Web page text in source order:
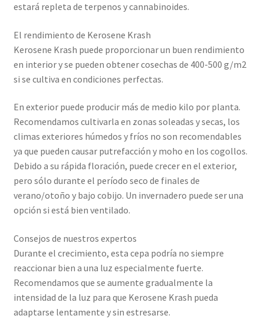
estará repleta de terpenos y cannabinoides.
El rendimiento de Kerosene Krash
Kerosene Krash puede proporcionar un buen rendimiento
en interior y se pueden obtener cosechas de 400-500 g/m2
si se cultiva en condiciones perfectas.
En exterior puede producir más de medio kilo por planta.
Recomendamos cultivarla en zonas soleadas y secas, los
climas exteriores húmedos y fríos no son recomendables
ya que pueden causar putrefacción y moho en los cogollos.
Debido a su rápida floración, puede crecer en el exterior,
pero sólo durante el período seco de finales de
verano/otoño y bajo cobijo. Un invernadero puede ser una
opción si está bien ventilado.
Consejos de nuestros expertos
Durante el crecimiento, esta cepa podría no siempre
reaccionar bien a una luz especialmente fuerte.
Recomendamos que se aumente gradualmente la
intensidad de la luz para que Kerosene Krash pueda
adaptarse lentamente y sin estresarse.